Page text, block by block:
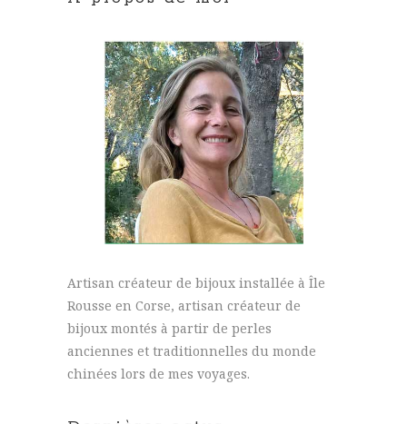
Artisan créateur de bijoux installée à Île
Rousse en Corse, artisan créateur de
bijoux montés à partir de perles
anciennes et traditionnelles du monde
chinées lors de mes voyages.